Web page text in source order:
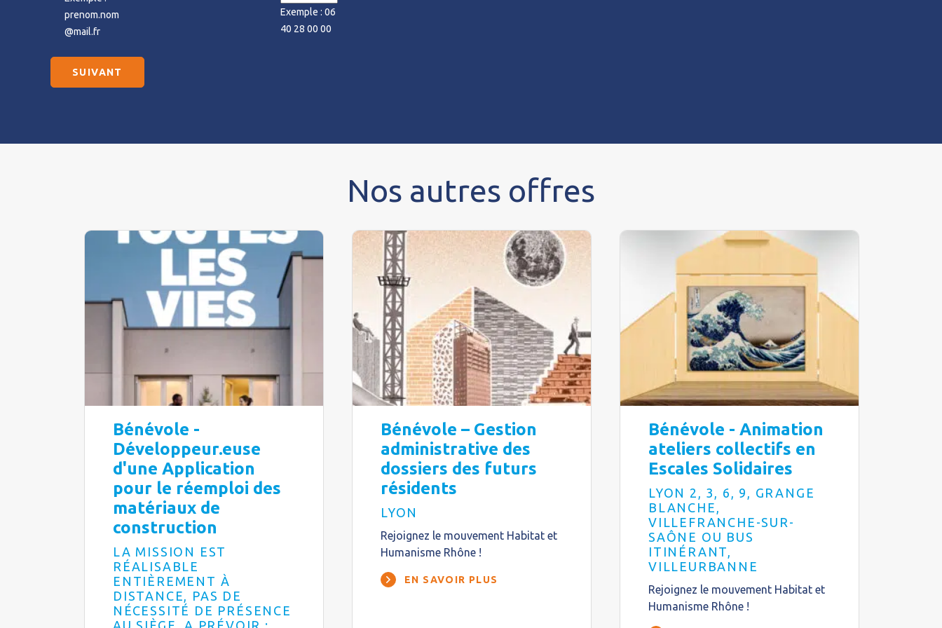
prenom.nom
@mail.fr
Exemple : 06
40 28 00 00
Nos autres offres
Bénévole -
Développeur.euse
d'une Application
pour le réemploi des
matériaux de
construction
LA MISSION EST
RÉALISABLE
ENTIÈREMENT À
DISTANCE, PAS DE
NÉCESSITÉ DE PRÉSENCE
AU SIÈGE. A PRÉVOIR :
Bénévole – Gestion
administrative des
dossiers des futurs
résidents
LYON
Rejoignez le mouvement Habitat et
Humanisme Rhône !
EN SAVOIR PLUS
Bénévole - Animation
ateliers collectifs en
Escales Solidaires
LYON 2, 3, 6, 9, GRANGE
BLANCHE,
VILLEFRANCHE-SUR-
SAÔNE OU BUS
ITINÉRANT,
VILLEURBANNE
Rejoignez le mouvement Habitat et
Humanisme Rhône !